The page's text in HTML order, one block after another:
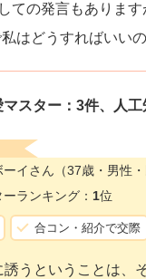
ての発言もありま
はどうすればいい
スター：3件、人工
ーイさん （37歳・男性・
ランキング： 1位
合コン・紹介で交際
誘うということは、